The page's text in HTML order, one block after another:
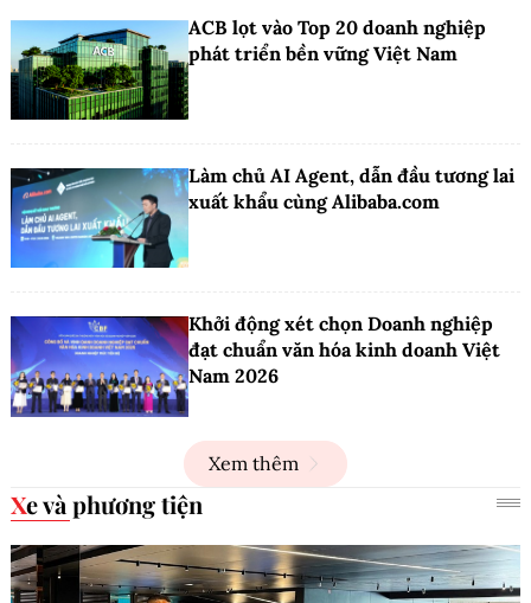
ACB lọt vào Top 20 doanh nghiệp
phát triển bền vững Việt Nam
Làm chủ AI Agent, dẫn đầu tương lai
xuất khẩu cùng Alibaba.com
Khởi động xét chọn Doanh nghiệp
đạt chuẩn văn hóa kinh doanh Việt
Nam 2026
Xem thêm
Xe và phương tiện